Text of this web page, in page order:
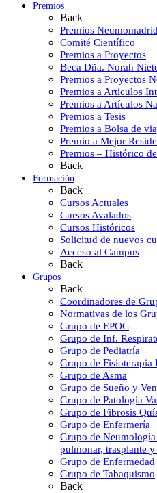
Premios
Back
Premios
Comité Científico
Premios a Proyectos
Beca Dña. Norah
Premios a Proyectos
Premios a Artículos
Premios a Artículos
Premios a Tesis
Premios a Bolsa de
Premio a Mejor
Premios – Histórico
Back
Formación
Back
Cursos Actuales
Cursos Avalados
Cursos Históricos
Solicitud de nuevos
Acceso al Campus
Back
Grupos
Back
Coordinadores de
Normativas de los
Grupo de EPOC
Grupo de Inf.
Grupo de Pediatría
Grupo de Fisioterapia
Grupo de Asma
Grupo de Sueño y
Grupo de Patología
Grupo de Fibrosis
Grupo de Enfermería
Grupo de
pulmonar, trasplante
Grupo de
Grupo de Tabaquismo
Back